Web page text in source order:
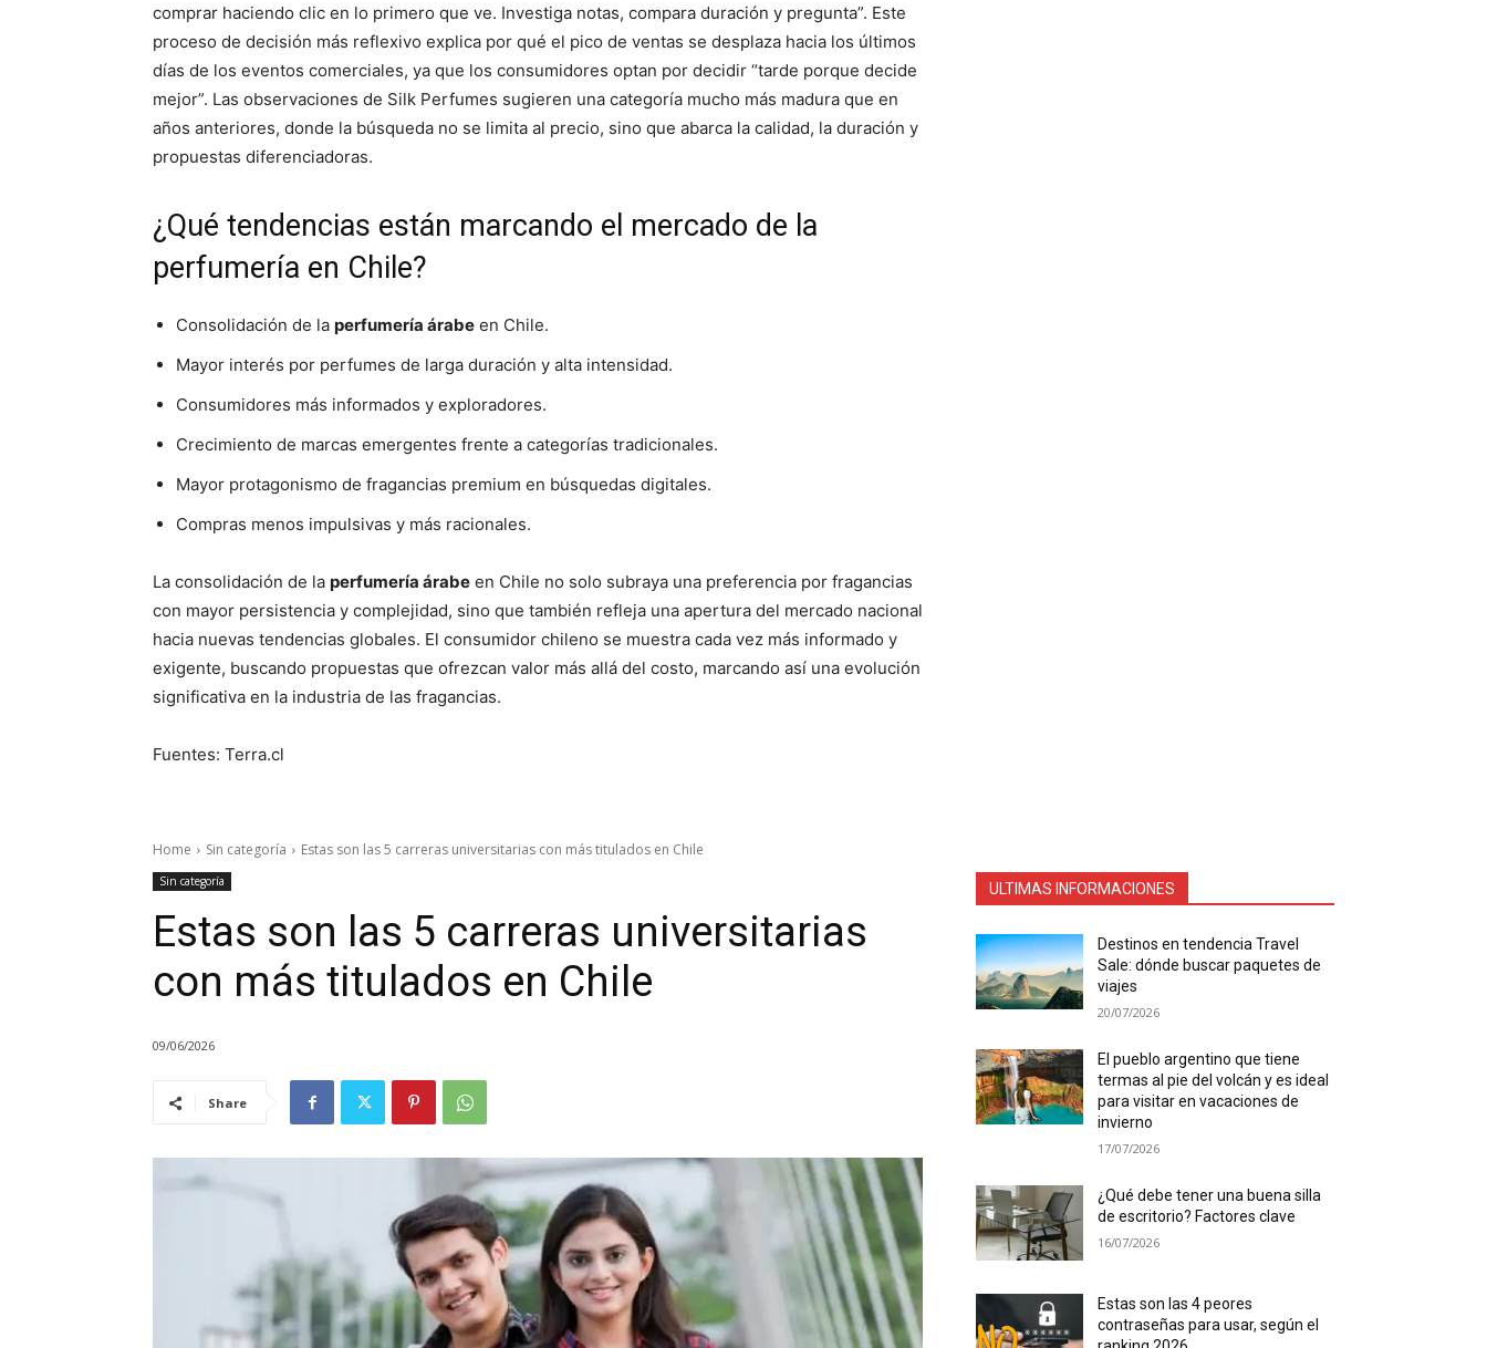
comprar haciendo clic en lo primero que ve. Investiga notas, compara duración y pregunta”. Este
proceso de decisión más reflexivo explica por qué el pico de ventas se desplaza hacia los últimos
días de los eventos comerciales, ya que los consumidores optan por decidir “tarde porque decide
mejor”. Las observaciones de Silk Perfumes sugieren una categoría mucho más madura que en
años anteriores, donde la búsqueda no se limita al precio, sino que abarca la calidad, la duración y
propuestas diferenciadoras.
¿Qué tendencias están marcando el mercado de la
perfumería en Chile?
Consolidación de la perfumería árabe en Chile.
Mayor interés por perfumes de larga duración y alta intensidad.
Consumidores más informados y exploradores.
Crecimiento de marcas emergentes frente a categorías tradicionales.
Mayor protagonismo de fragancias premium en búsquedas digitales.
Compras menos impulsivas y más racionales.
La consolidación de la perfumería árabe en Chile no solo subraya una preferencia por fragancias
con mayor persistencia y complejidad, sino que también refleja una apertura del mercado nacional
hacia nuevas tendencias globales. El consumidor chileno se muestra cada vez más informado y
exigente, buscando propuestas que ofrezcan valor más allá del costo, marcando así una evolución
significativa en la industria de las fragancias.
Fuentes: Terra.cl